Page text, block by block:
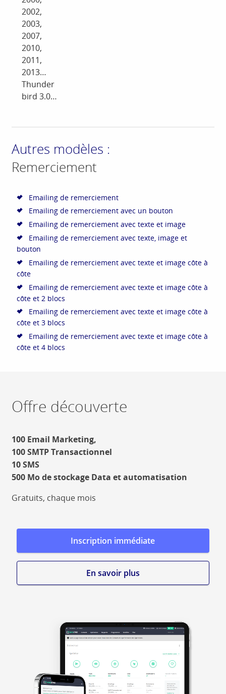
2002,
2003,
2007,
2010,
2011,
2013…
Thunder
bird 3.0…
Autres modèles :
Remerciement
Emailing de remerciement
Emailing de remerciement avec un bouton
Emailing de remerciement avec texte et image
Emailing de remerciement avec texte, image et
bouton
Emailing de remerciement avec texte et image côte à
côte
Emailing de remerciement avec texte et image côte à
côte et 2 blocs
Emailing de remerciement avec texte et image côte à
côte et 3 blocs
Emailing de remerciement avec texte et image côte à
côte et 4 blocs
Offre découverte
100 Email Marketing,
100 SMTP Transactionnel
10 SMS
500 Mo de stockage Data et automatisation
Gratuits, chaque mois
Inscription immédiate
En savoir plus